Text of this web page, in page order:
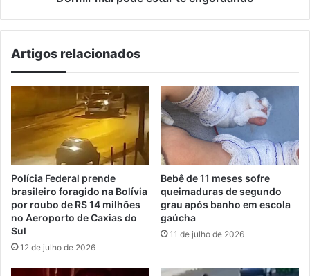
Artigos relacionados
Polícia Federal prende
brasileiro foragido na Bolívia
por roubo de R$ 14 milhões
no Aeroporto de Caxias do
Sul
12 de julho de 2026
Bebê de 11 meses sofre
queimaduras de segundo
grau após banho em escola
gaúcha
11 de julho de 2026